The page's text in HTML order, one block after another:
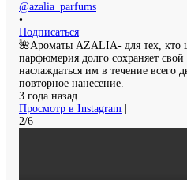
@azalia_parfums
•
Подписаться
🌺Ароматы AZALIA- для тех, кто
парфюмерия долго сохраняет свой
наслаждаться им в течение всего
повторное нанесение.
3 года назад
Просмотр в Instagram
2/6